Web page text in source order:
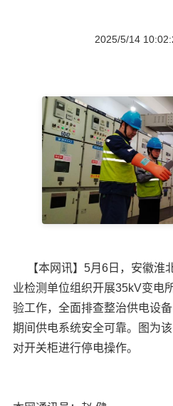
2025/5/14
【本网讯】5月6日，安徽淮
业检测单位组织开展35kV变电
验工作，全面排查整治供电设
期间供电系统安全可靠。图为
对开关柜进行停电操作。